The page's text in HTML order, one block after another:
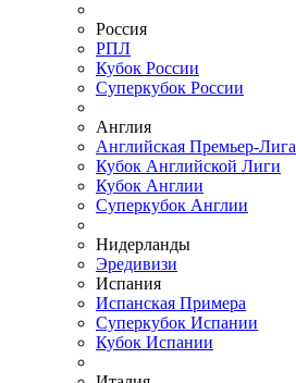
Россия
РПЛ
Кубок России
Суперкубок России
Англия
Английская Премьер-Лига
Кубок Английской Лиги
Кубок Англии
Суперкубок Англии
Нидерланды
Эредивизи
Испания
Испанская Примера
Суперкубок Испании
Кубок Испании